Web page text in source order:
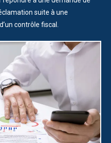
suite à une
contrôle fiscal.